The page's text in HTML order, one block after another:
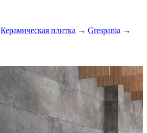
Керамическая плитка → Grespania →